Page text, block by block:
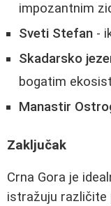
impozantnim
Sveti Stefan -
Skadarsko
bogatim
Manastir
Zaključak
Crna Gora je
istražuju različite